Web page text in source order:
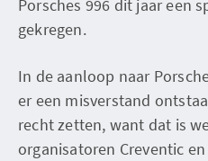
Porsches 996 dit jaar een
gekregen.
In de aanloop naar
er een misverstand
recht zetten, want dat is
organisatoren Creventic